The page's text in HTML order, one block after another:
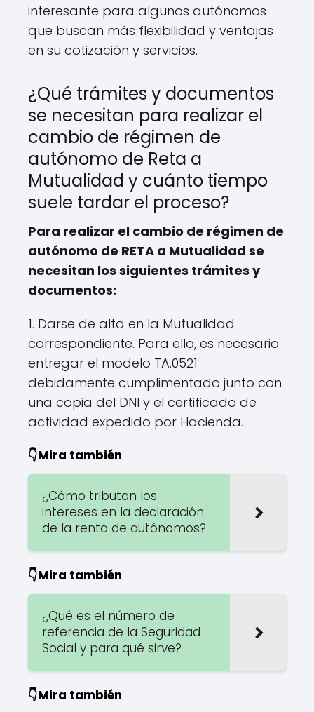
interesante para algunos autónomos
que buscan más flexibilidad y ventajas
en su cotización y servicios.
¿Qué trámites y documentos
se necesitan para realizar el
cambio de régimen de
autónomo de Reta a
Mutualidad y cuánto tiempo
suele tardar el proceso?
Para realizar el cambio de régimen de
autónomo de RETA a Mutualidad se
necesitan los siguientes trámites y
documentos:
1. Darse de alta en la Mutualidad
correspondiente. Para ello, es necesario
entregar el modelo TA.0521
debidamente cumplimentado junto con
una copia del DNI y el certificado de
actividad expedido por Hacienda.
👇Mira también
¿Cómo tributan los
intereses en la declaración
de la renta de autónomos?
👇Mira también
¿Qué es el número de
referencia de la Seguridad
Social y para qué sirve?
👇Mira también